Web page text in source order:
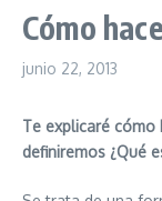
Cómo
junio 22, 2013
Te explicaré cómo
definiremos ¿Qué